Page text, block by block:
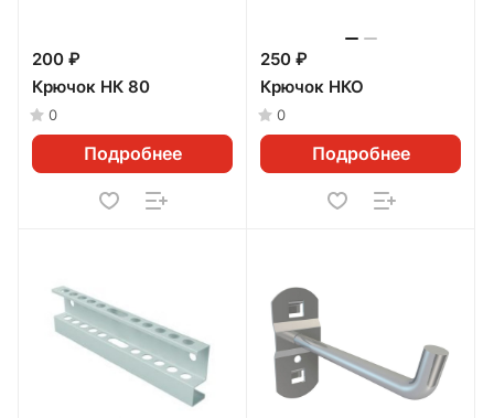
200 ₽
Крючок НК 80
0
Подробнее
250 ₽
Крючок НКО
0
Подробнее